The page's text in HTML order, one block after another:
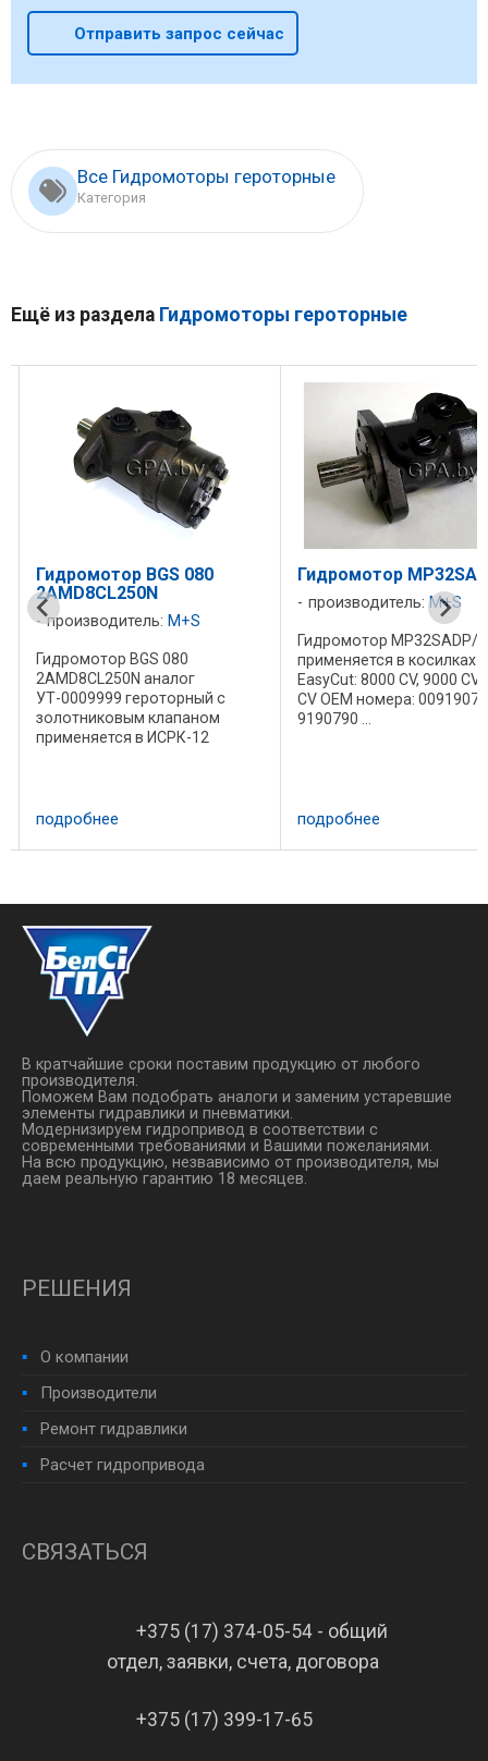
Отправить запрос сейчас
Все Гидромоторы героторные
Категория
Ещё из раздела Гидромоторы героторные
Гидромотор BGS 080
2AMD8CL250N
производитель: M+S
Гидромотор BGS 080
2AMD8CL250N аналог
УТ-0009999 героторный с
золотниковым клапаном
применяется в ИСРК-12
подробнее
Гидромотор
производитель:M+S
Гидромотор MP32SADP/4
применяется в косилках
EasyCut: 8000 CV, 9000 CV,
CV OEM номера:
9190790 ...
подробнее
В кратчайшие сроки поставим продукцию от любого
производителя.
Поможем Вам подобрать аналоги и заменим устаревшие
элементы гидравлики и пневматики.
Модернизируем гидропривод в соответствии с
современными требованиями и Вашими пожеланиями.
На всю продукцию, незвависимо от производителя, мы
даем реальную гарантию 18 месяцев.
РЕШЕНИЯ
О компании
Производители
Ремонт гидравлики
Расчет гидропривода
СВЯЗАТЬСЯ
+375 (17) 374-05-54 - общий
отдел, заявки, счета, договора
+375 (17) 399-17-65